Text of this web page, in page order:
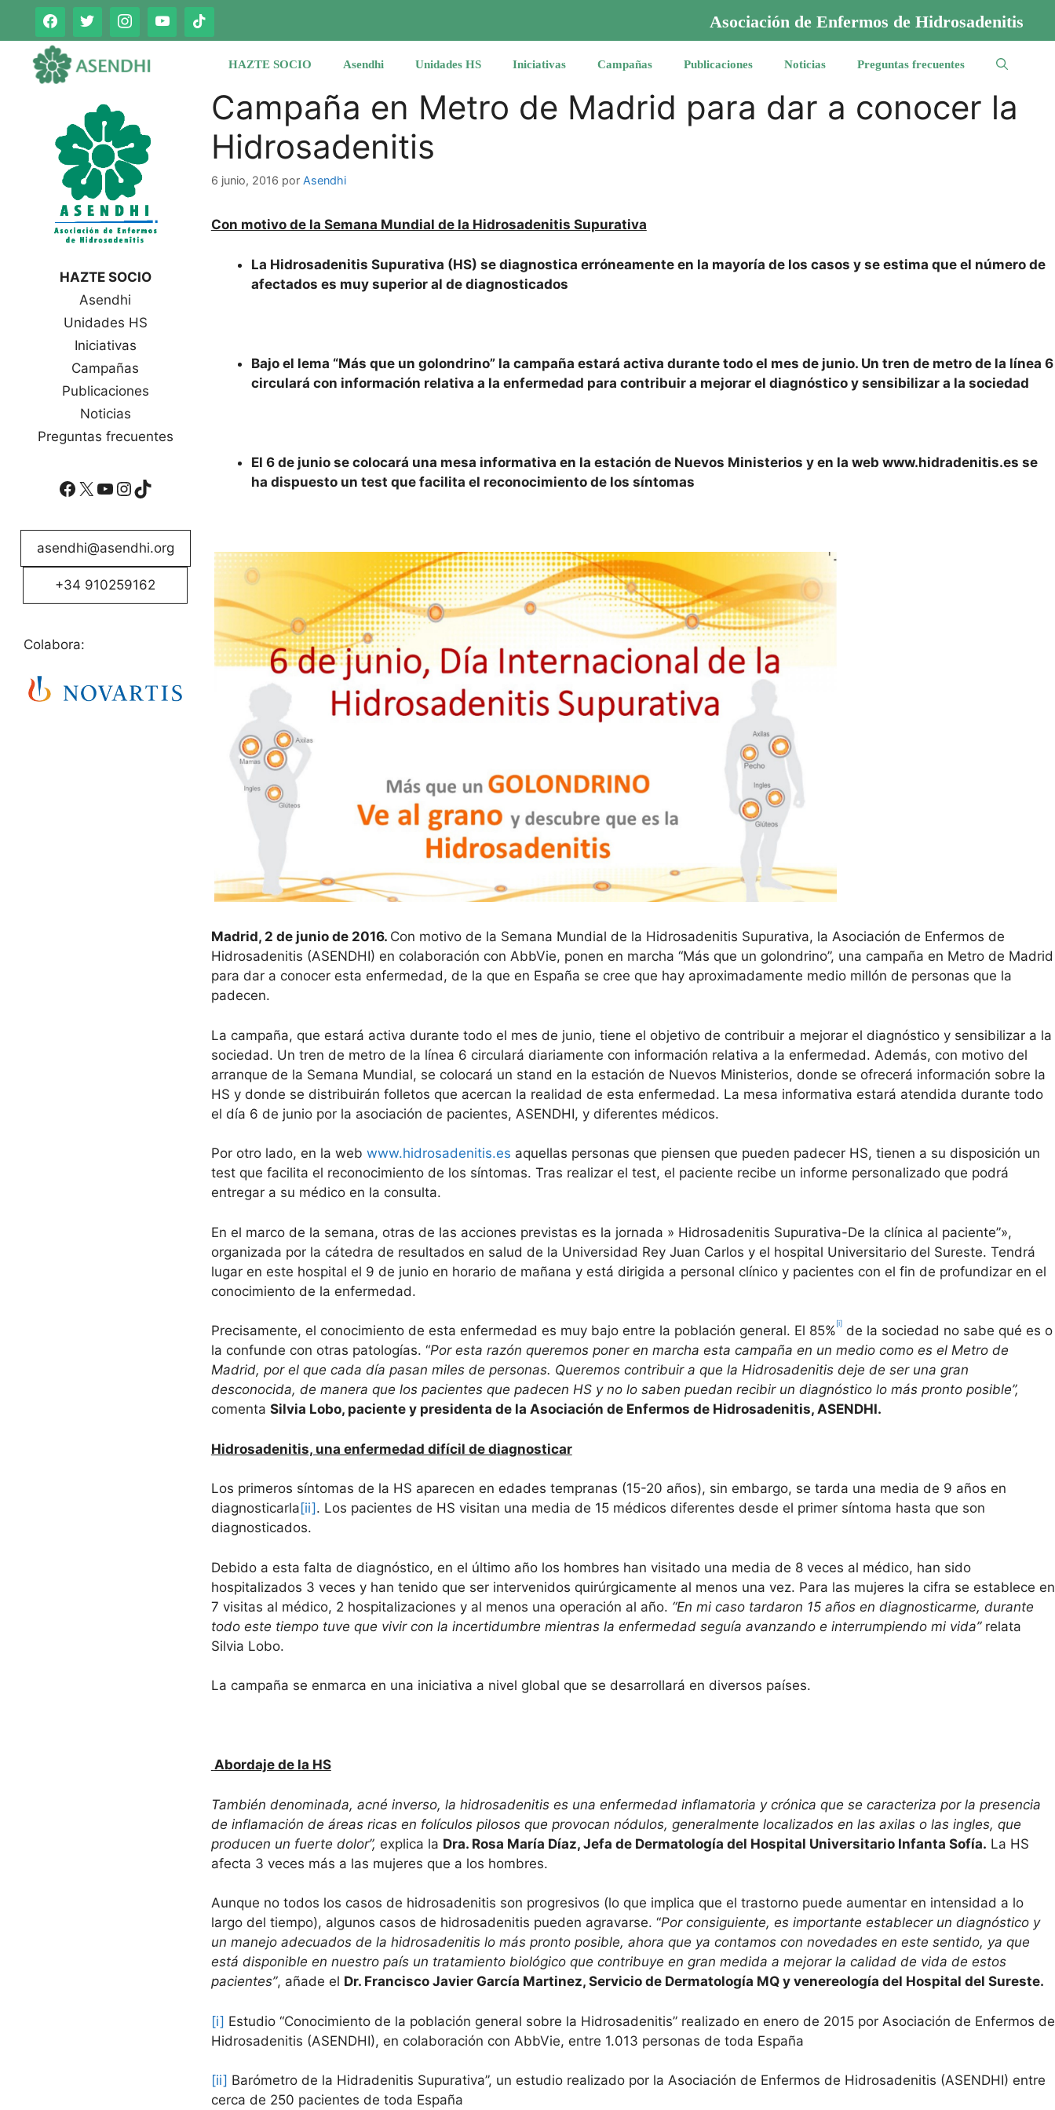
Saltar
contenido
Asociación de Enfermos de Hidrosadenitis
HAZTE SOCIO Asendhi Unidades HS Iniciativas Campañas Publicaciones Noticias Preguntas frecuentes
Campaña en Metro de Madrid para dar a conocer la
Hidrosadenitis
6 junio, 2016 por Asendhi
Con motivo de la Semana Mundial de la Hidrosadenitis Supurativa
La Hidrosadenitis Supurativa (HS) se diagnostica erróneamente en la mayoría de los casos y se estima que el número de
afectados es muy superior al de diagnosticados
Bajo el lema “Más que un golondrino” la campaña estará activa durante todo el mes de junio. Un tren de metro de la línea 6
circulará con información relativa a la enfermedad para contribuir a mejorar el diagnóstico y sensibilizar a la sociedad
El 6 de junio se colocará una mesa informativa en la estación de Nuevos Ministerios y en la web www.hidradenitis.es se
ha dispuesto un test que facilita el reconocimiento de los síntomas
Madrid, 2 de junio de 2016. Con motivo de la Semana Mundial de la Hidrosadenitis Supurativa, la Asociación de Enfermos de
Hidrosadenitis (ASENDHI) en colaboración con AbbVie, ponen en marcha “Más que un golondrino”, una campaña en Metro de Madrid
para dar a conocer esta enfermedad, de la que en España se cree que hay aproximadamente medio millón de personas que la
padecen.
La campaña, que estará activa durante todo el mes de junio, tiene el objetivo de contribuir a mejorar el diagnóstico y sensibilizar a la
sociedad. Un tren de metro de la línea 6 circulará diariamente con información relativa a la enfermedad. Además, con motivo del
arranque de la Semana Mundial, se colocará un stand en la estación de Nuevos Ministerios, donde se ofrecerá información sobre la
HS y donde se distribuirán folletos que acercan la realidad de esta enfermedad. La mesa informativa estará atendida durante todo
el día 6 de junio por la asociación de pacientes, ASENDHI, y diferentes médicos.
Por otro lado, en la web www.hidrosadenitis.es aquellas personas que piensen que pueden padecer HS, tienen a su disposición un
test que facilita el reconocimiento de los síntomas. Tras realizar el test, el paciente recibe un informe personalizado que podrá
entregar a su médico en la consulta.
En el marco de la semana, otras de las acciones previstas es la jornada » Hidrosadenitis Supurativa-De la clínica al paciente”»,
organizada por la cátedra de resultados en salud de la Universidad Rey Juan Carlos y el hospital Universitario del Sureste. Tendrá
lugar en este hospital el 9 de junio en horario de mañana y está dirigida a personal clínico y pacientes con el fin de profundizar en el
conocimiento de la enfermedad.
Precisamente, el conocimiento de esta enfermedad es muy bajo entre la población general. El 85%[i]de la sociedad no sabe qué es o
la confunde con otras patologías. “Por esta razón queremos poner en marcha esta campaña en un medio como es el Metro de
Madrid, por el que cada día pasan miles de personas. Queremos contribuir a que la Hidrosadenitis deje de ser una gran
desconocida, de manera que los pacientes que padecen HS y no lo saben puedan recibir un diagnóstico lo más pronto posible”,
comenta Silvia Lobo, paciente y presidenta de la Asociación de Enfermos de Hidrosadenitis, ASENDHI.
Hidrosadenitis, una enfermedad difícil de diagnosticar
Los primeros síntomas de la HS aparecen en edades tempranas (15-20 años), sin embargo, se tarda una media de 9 años en
diagnosticarla [ii] . Los pacientes de HS visitan una media de 15 médicos diferentes desde el primer síntoma hasta que son
diagnosticados.
Debido a esta falta de diagnóstico, en el último año los hombres han visitado una media de 8 veces al médico, han sido
hospitalizados 3 veces y han tenido que ser intervenidos quirúrgicamente al menos una vez. Para las mujeres la cifra se establece en
7 visitas al médico, 2 hospitalizaciones y al menos una operación al año. “En mi caso tardaron 15 años en diagnosticarme, durante
todo este tiempo tuve que vivir con la incertidumbre mientras la enfermedad seguía avanzando e interrumpiendo mi vida”relata
Silvia Lobo.
La campaña se enmarca en una iniciativa a nivel global que se desarrollará en diversos países.
Abordaje de la HS
También denominada, acné inverso, la hidrosadenitis es una enfermedad inflamatoria y crónica que se caracteriza por la presencia
de inflamación de áreas ricas en folículos pilosos que provocan nódulos, generalmente localizados en las axilas o las ingles, que
producen un fuerte dolor”, explica la Dra. Rosa María Díaz, Jefa de Dermatología del Hospital Universitario Infanta Sofía. La HS
afecta 3 veces más a las mujeres que a los hombres.
Aunque no todos los casos de hidrosadenitis son progresivos (lo que implica que el trastorno puede aumentar en intensidad a lo
largo del tiempo), algunos casos de hidrosadenitis pueden agravarse. “Por consiguiente, es importante establecer un diagnóstico y
un manejo adecuados de la hidrosadenitis lo más pronto posible, ahora que ya contamos con novedades en este sentido, ya que
está disponible en nuestro país un tratamiento biológico que contribuye en gran medida a mejorar la calidad de vida de estos
pacientes”, añade el Dr. Francisco Javier García Martinez, Servicio de Dermatología MQ y venereología del Hospital del Sureste.
[i] Estudio “Conocimiento de la población general sobre la Hidrosadenitis” realizado en enero de 2015 por Asociación de Enfermos de
Hidrosadenitis (ASENDHI), en colaboración con AbbVie, entre 1.013 personas de toda España
[ii] Barómetro de la Hidradenitis Supurativa”, un estudio realizado por la Asociación de Enfermos de Hidrosadenitis (ASENDHI) entre
cerca de 250 pacientes de toda España
HAZTE SOCIO
Asendhi
Unidades HS
Iniciativas
Campañas
Publicaciones
Noticias
Preguntas frecuentes
Facebook
X YouTube
Instagram
TikTok
asendhi@asendhi.org
+34 910259162
Colabora: